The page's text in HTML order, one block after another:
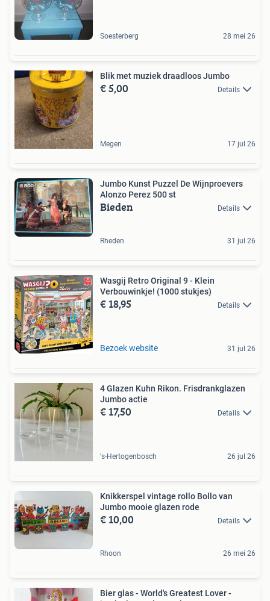
Soesterberg 28 mei 26
Blik met muziek draadloos Jumbo
€ 5,00 Details
Megen 17 jul 26
Jumbo Kunst Puzzel De Wijnproevers
Alonzo Perez 500 st
Bieden Details
Rheden 31 jul 26
Wasgij Retro Original 9 - Klein
Verbouwinkje! (1000 stukjes)
€ 18,95 Details
Bezoek website 31 jul 26
4 Glazen Kuhn Rikon. Frisdrankglazen
Jumbo actie
€ 17,50 Details
's-Hertogenbosch 26 jul 26
Knikkerspel vintage rollo Bollo van
Jumbo mooie glazen rode
€ 10,00 Details
Rhoon 26 mei 26
Bier glas - World's Greatest Lover -